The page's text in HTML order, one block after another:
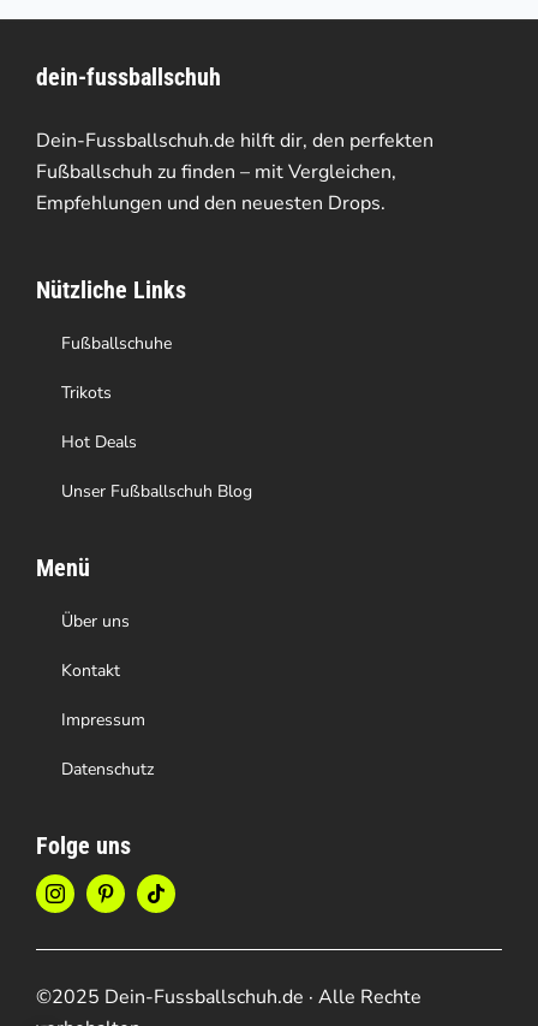
auf.
Die
Optionen
können
der
Produktseite
gewählt
werden
dein-fussballschuh
Dein-Fussballschuh.de hilft dir, den perfekten
Fußballschuh zu finden – mit Vergleichen,
Empfehlungen und den neuesten Drops.
Nützliche Links
Fußballschuhe
Trikots
Hot Deals
Unser Fußballschuh Blog
Menü
Über uns
Kontakt
Impressum
Datenschutz
Folge uns
©2025 Dein-Fussballschuh.de · Alle Rechte